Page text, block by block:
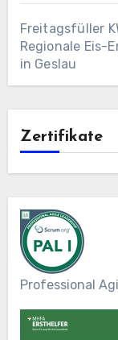
Freitagsfüller
Regionale Eis-
in Geslau
Zertifikate
Professional